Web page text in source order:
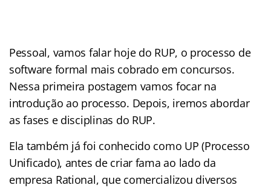
Pessoal, vamos falar hoje do RUP, o processo de
software formal mais cobrado em concursos.
Nessa primeira postagem vamos focar na
introdução ao processo. Depois, iremos abordar
as fases e disciplinas do RUP.
Ela também já foi conhecido como UP (Processo
Unificado), antes de criar fama ao lado da
empresa Rational, que comercializou diversos